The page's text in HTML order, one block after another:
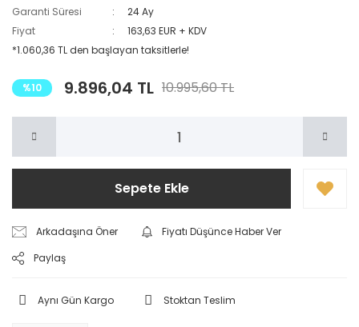
Garanti Süresi
24 Ay
Fiyat
163,63 EUR + KDV
*1.060,36 TL den başlayan taksitlerle!
%10 9.896,04 TL 10.995,60 TL
Sepete Ekle
Arkadaşına Öner
Fiyatı Düşünce Haber Ver
Paylaş
Aynı Gün Kargo Stoktan Teslim